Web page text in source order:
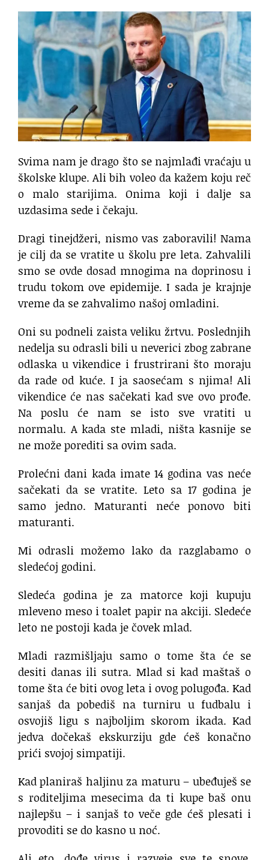
Svima nam je drago što se najmlađi vraćaju u
školske klupe. Ali bih voleo da kažem koju reč
o malo starijima. Onima koji i dalje sa
uzdasima sede i čekaju.
Dragi tinejdžeri, nismo vas zaboravili! Nama
je cilj da se vratite u školu pre leta. Zahvalili
smo se ovde dosad mnogima na doprinosu i
trudu tokom ove epidemije. I sada je krajnje
vreme da se zahvalimo našoj omladini.
Oni su podneli zaista veliku žrtvu. Poslednjih
nedelja su odrasli bili u neverici zbog zabrane
odlaska u vikendice i frustrirani što moraju
da rade od kuće. I ja saosećam s njima! Ali
vikendice će nas sačekati kad sve ovo prođe.
Na poslu će nam se isto sve vratiti u
normalu. A kada ste mladi, ništa kasnije se
ne može porediti sa ovim sada.
Prolećni dani kada imate 14 godina vas neće
sačekati da se vratite. Leto sa 17 godina je
samo jedno. Maturanti neće ponovo biti
maturanti.
Mi odrasli možemo lako da razglabamo o
sledećoj godini.
Sledeća godina je za matorce koji kupuju
mleveno meso i toalet papir na akciji. Sledeće
leto ne postoji kada je čovek mlad.
Mladi razmišljaju samo o tome šta će se
desiti danas ili sutra. Mlad si kad maštaš o
tome šta će biti ovog leta i ovog polugođa. Kad
sanjaš da pobediš na turniru u fudbalu i
osvojiš ligu s najboljim skorom ikada. Kad
jedva dočekaš ekskurziju gde ćeš konačno
prići svojoj simpatiji.
Kad planiraš haljinu za maturu – ubeđuješ se
s roditeljima mesecima da ti kupe baš onu
najlepšu – i sanjaš to veče gde ćeš plesati i
provoditi se do kasno u noć.